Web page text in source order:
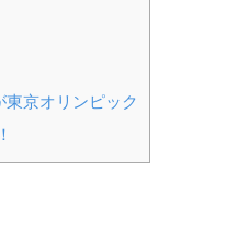
京オリンピック